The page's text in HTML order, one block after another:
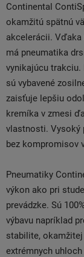
Continental
okamžitú spätnú
akcelerácii.
má pneumatika
vynikajúcu
sú vybavené
zaisťuje lepšiu
kremíka v zmesi
vlastnosti. Vysoký
bez kompromisov
Pneumatiky
výkon ako pri
prevádzke. Sú
výbavu napríklad
stabilite,
extrémnych